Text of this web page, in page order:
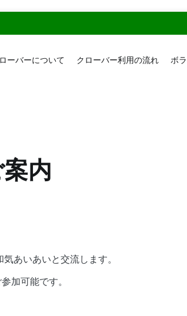
ーバーについて クローバー利用の流れ ボ
内
あいあいと交流します。
加可能です。